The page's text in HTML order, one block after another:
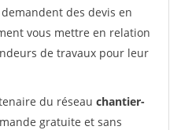
des devis en
vous mettre en relation
de travaux pour leur
du réseau chantier-
gratuite et sans